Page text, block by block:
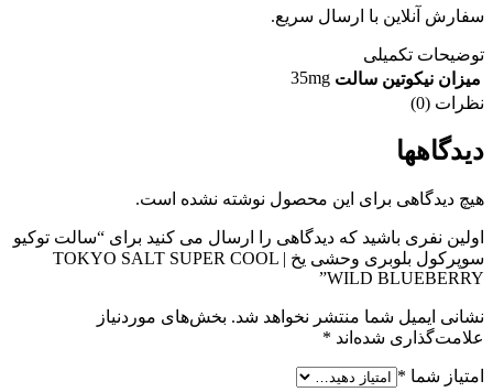
آنلاین با ارسال سریع.
تکمیلی
نیکوتین سالت 35mg
(0)
برای این محصول نوشته نشده است.
نفری باشید که دیدگاهی را ارسال می کنید برای “سالت توکیو
سوپرکول بلوبری وحشی یخ | TOKYO SALT SUPER COOL
WILD
ایمیل شما منتشر نخواهد شد. بخش‌های موردنیاز
شده‌اند*
شما*